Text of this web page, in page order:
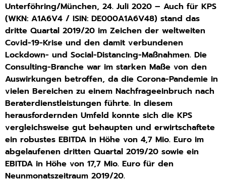
Unterföhring/München, 24. Juli 2020 – Auch für KPS
(WKN: A1A6V4 / ISIN: DE000A1A6V48) stand das
dritte Quartal 2019/20 im Zeichen der weltweiten
Covid-19-Krise und den damit verbundenen
Lockdown- und Social-Distancing-Maßnahmen. Die
Consulting-Branche war im starken Maße von den
Auswirkungen betroffen, da die Corona-Pandemie in
vielen Bereichen zu einem Nachfrageeinbruch nach
Beraterdienstleistungen führte. In diesem
herausfordernden Umfeld konnte sich die KPS
vergleichsweise gut behaupten und erwirtschaftete
ein robustes EBITDA in Höhe von 4,7 Mio. Euro im
abgelaufenen dritten Quartal 2019/20 sowie ein
EBITDA in Höhe von 17,7 Mio. Euro für den
Neunmonatszeitraum 2019/20.